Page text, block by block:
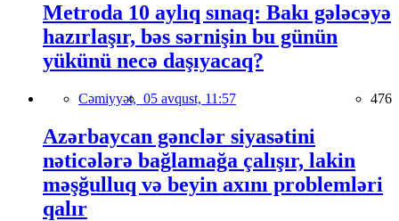
Metroda 10 aylıq sınaq: Bakı gələcəyə
hazırlaşır, bəs sərnişin bu günün
yükünü necə daşıyacaq?
Cəmiyyət, 05 avqust, 11:57 476
Azərbaycan gənclər siyasətini
nəticələrə bağlamağa çalışır, lakin
məşğulluq və beyin axını problemləri
qalır